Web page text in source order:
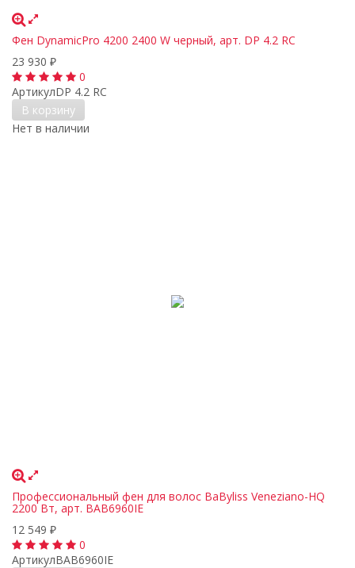
Фен DynamicPro 4200 2400 W черный, арт. DP 4.2 RC
23 930 ₽
0
АртикулDP 4.2 RC
В корзину
Нет в наличии
Профессиональный фен для волос BaByliss Veneziano-HQ
2200 Вт, арт. BAB6960IE
12 549 ₽
0
АртикулBAB6960IE